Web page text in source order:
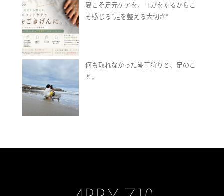
夏こそ足元ケアを。ヨガをするからこ
そ感じる“足を整える大切さ”
何も取れなかった潮干狩りと、足のこ
と。